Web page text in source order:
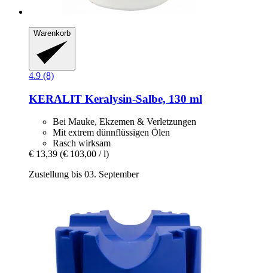
Warenkorb
4.9 (8)
KERALIT Keralysin-​Salbe, 130 ml
Bei Mauke, Ekzemen & Verletzungen
Mit extrem dünnflüssigen Ölen
Rasch wirksam
€ 13,39 (€ 103,00 / l)
Zustellung bis 03. September